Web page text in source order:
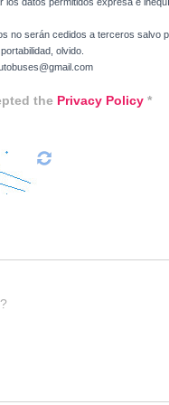
no serán cedidos a terceros salvo
olvido.
the Privacy Policy *